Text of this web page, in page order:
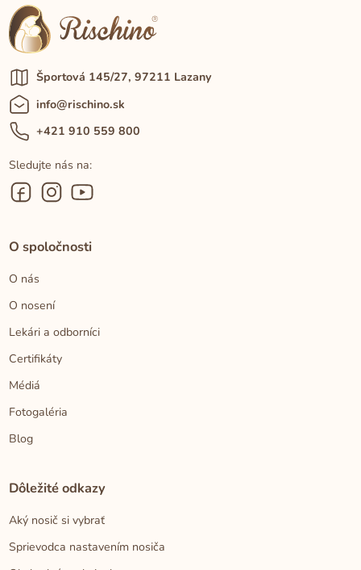
Športová 145/27, 97211 Lazany
info@rischino.sk
+421 910 559 800
Sledujte nás na:
O spoločnosti
O nás
O nosení
Lekári a odborníci
Certifikáty
Médiá
Fotogaléria
Blog
Dôležité odkazy
Aký nosič si vybrať
Sprievodca nastavením nosiča